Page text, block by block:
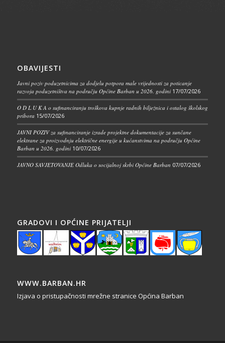
OBAVIJESTI
Javni poziv poduzetnicima za dodjelu potpora male vrijednosti za poticanje
razvoja poduzetništva na području Općine Barban u 2026. godini 17/07/2026
O D L U K A o sufinanciranju troškova kupnje radnih bilježnica i ostalog školskog
pribora 15/07/2026
JAVNI POZIV za sufinanciranje izrade projektne dokumentacije za sunčane
elektrane za proizvodnju električne energije u kućanstvima na području Općine
Barban u 2026. godini 10/07/2026
JAVNO SAVJETOVANJE Odluka o socijalnoj skrbi Općine Barban 07/07/2026
GRADOVI I OPĆINE PRIJATELJI
WWW.BARBAN.HR
Izjava o pristupačnosti mrežne stranice Općina Barban